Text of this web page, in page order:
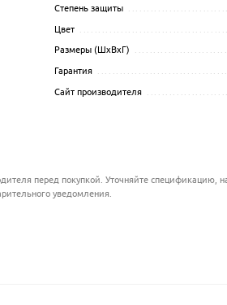
Степень защиты
Цвет
Размеры (ШхВхГ)
Гарантия
Сайт производителя
перед покупкой. Уточняйте спецификацию,
уведомления.